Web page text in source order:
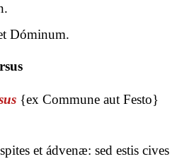
Dóminum.
{ex Commune aut Festo}
et ádvenæ: sed estis cives